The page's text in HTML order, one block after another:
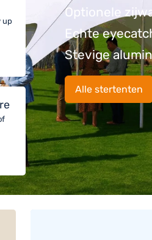
Optionele
Echte
Stevige
Alle stertenten
up